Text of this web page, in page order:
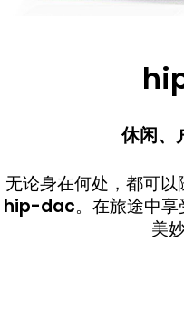
休闲、
无论身在何处，都可
hip-dac。在旅途中
美